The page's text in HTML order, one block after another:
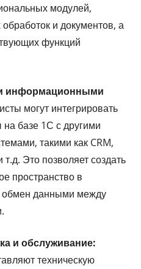
модулей,
и документов, а
функций
информационными
могут интегрировать
базе 1С с другими
такими как CRM,
Это позволяет создать
пространство в
обмен данными между
и обслуживание:
техническую